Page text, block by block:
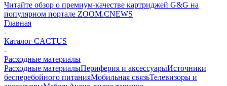
Читайте обзор о премиум-качестве картриджей G&G на
популярном портале ZOOM.CNEWS
Главная
-
Каталог CACTUS
-
Расходные материалы
Расходные материалыПериферия и аксессуарыИсточники
бесперебойного питанияМобильная связьТелевизоры и